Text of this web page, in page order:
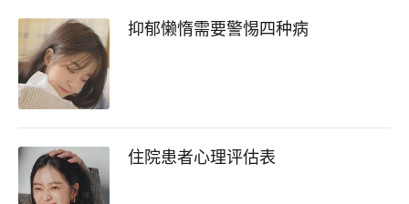
抑郁懒惰需要警惕四种病
住院患者心理评估表